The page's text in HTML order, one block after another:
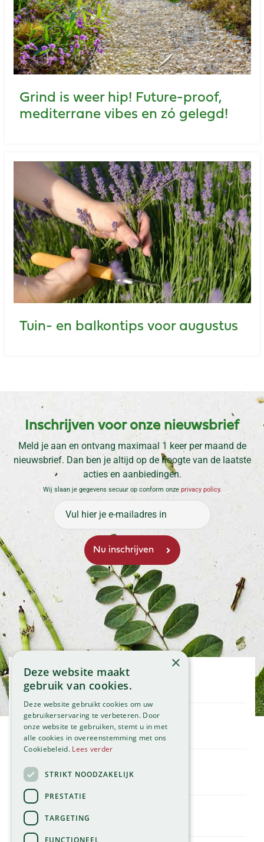
Grind is weer hip! Future-proof,
mediterrane vibes en zó gelegd!
Tuin- en balkontips voor augustus
Inschrijven voor onze nieuwsbrief
Meld je aan en ontvang maximaal 1 keer per maand de
nieuwsbrief. Dan ben je altijd op de hoogte van de laatste
acties en aanbiedingen.
Wij slaan je gegevens secuur op conform onze privacy policy.
Openingstijden
Maandag
Dinsdag
Woensdag
Donderdag
Vrijdag
Zaterdag
Zondag
Bekijk onze afwijkende openingstijden >
Klantenservice
Service
Tuincentrum
Contact
Global Garden
Hillegommerdijk 554
2136 KX Zwaanshoek
T.023 584 23 54
×
Deze website maakt
gebruik van cookies.
Deze website gebruikt cookies om uw
gebruikerservaring te verbeteren. Door
onze website te gebruiken, stemt u in met
alle cookies in overeenstemming met ons
Cookiebeleid. Lees verder
STRIKT NOODZAKELIJK
PRESTATIE
TARGETING
FUNCTIONEEL